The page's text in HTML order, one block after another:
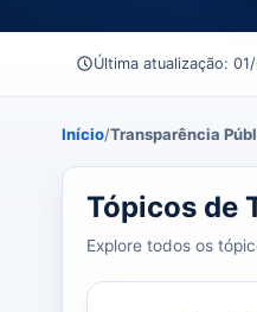
Última atualização:
Início/Transparência
39 tópicos
Tópicos de
Explore todos os